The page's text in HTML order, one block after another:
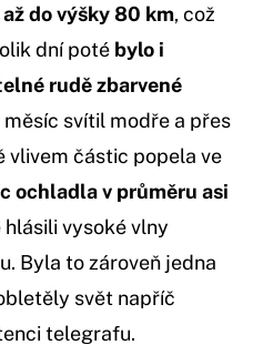
do výšky 80 km, což
dní poté bylo i
rudě zbarvené
měsíc svítil modře a přes
vlivem částic popela ve
ochladla v průměru asi
hlásili vysoké vlny
Byla to zároveň jedna
svět napříč
telegrafu.